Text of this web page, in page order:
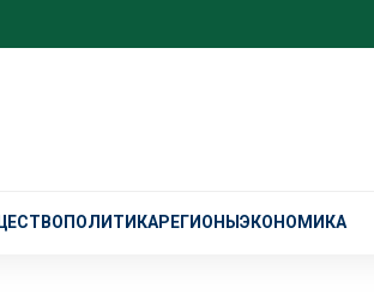
ПОЛИТИКАРЕГИОНЫ ЭКОНОМИКА